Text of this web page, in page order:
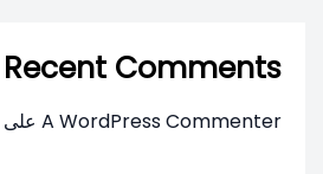
Recent Comments
A WordPress Commenter على